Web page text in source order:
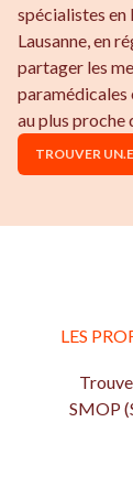
spécialistes en
Lausanne, en
partager les
paramédicales
au plus proche
TROUVER
LES
SMOP